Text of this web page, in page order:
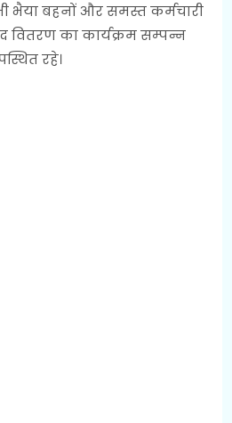
भैया बहनों और समस्त कर्मचारी
वितरण का कार्यक्रम सम्पन्न
रहे।